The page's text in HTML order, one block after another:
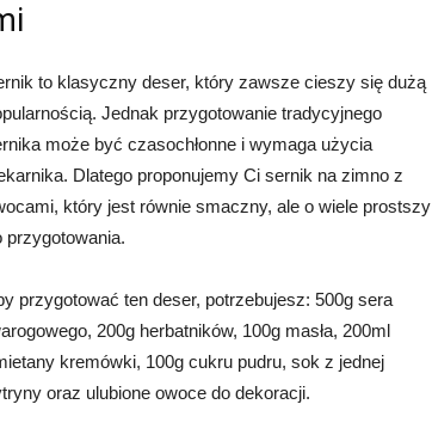
to klasyczny deser, który zawsze cieszy się dużą
Jednak przygotowanie tradycyjnego
może być czasochłonne i wymaga użycia
Dlatego proponujemy Ci sernik na zimno z
który jest równie smaczny, ale o wiele prostszy
przygotowania.
przygotować ten deser, potrzebujesz: 500g sera
200g herbatników, 100g masła, 200ml
kremówki, 100g cukru pudru, sok z jednej
oraz ulubione owoce do dekoracji.